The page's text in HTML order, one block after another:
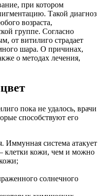
при котором
Такой диагноз
возраста,
группе. Согласно
от витилиго страдает
шара. О причинах,
о методах лечения,
пока не удалось, врачи
способствуют его
Иммунная система атакует
клетки кожи, чем и можно
солнечного